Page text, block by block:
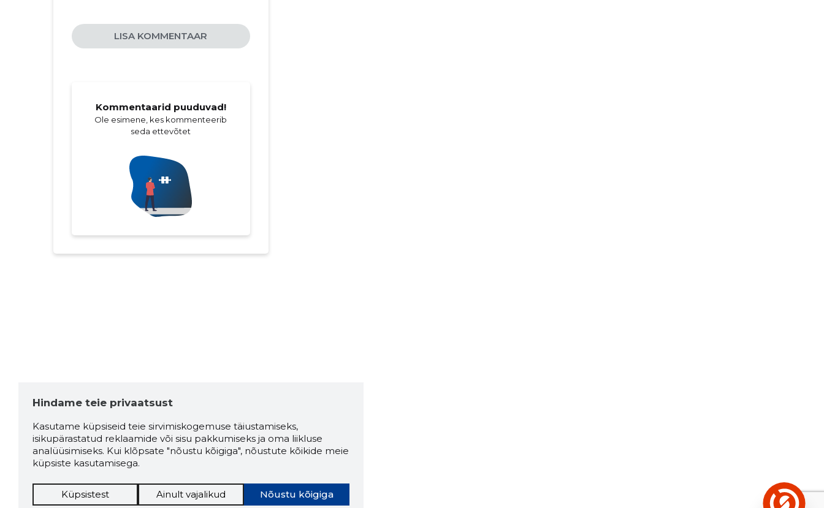
LISA KOMMENTAAR
Kommentaarid puuduvad!
Ole esimene, kes kommenteerib
seda ettevõtet
Hindame teie privaatsust
Kasutame küpsiseid teie sirvimiskogemuse täiustamiseks,
isikupärastatud reklaamide või sisu pakkumiseks ja oma liikluse
analüüsimiseks. Kui klõpsate "nõustu kõigiga", nõustute kõikide meie
küpsiste kasutamisega.
Nõustu kõigiga
Küpsistest Ainult vajalikud